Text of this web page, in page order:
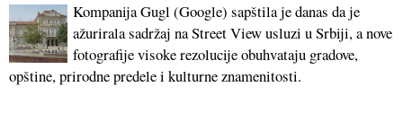
Kompanija Gugl (Google) sapštila je danas da je
ažurirala sadržaj na Street View usluzi u Srbiji, a nove
fotografije visoke rezolucije obuhvataju gradove,
opštine, prirodne predele i kulturne znamenitosti.